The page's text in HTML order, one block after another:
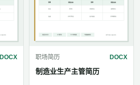
DOCX 职场简历 DOCX
制造业生产主管简历